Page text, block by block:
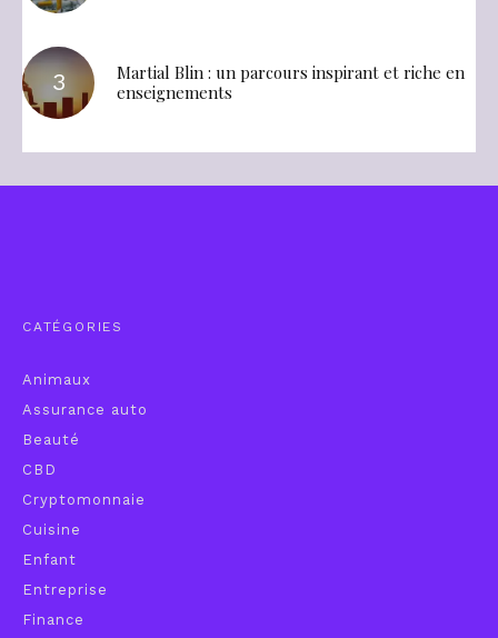
Martial Blin : un parcours inspirant et riche en
enseignements
CATÉGORIES
Animaux
Assurance auto
Beauté
CBD
Cryptomonnaie
Cuisine
Enfant
Entreprise
Finance